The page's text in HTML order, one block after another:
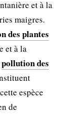
et à la
maigres.
des plantes
et à la
pollution des
espèce
de